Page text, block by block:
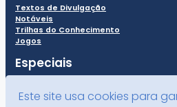
Textos de Divulgação
Notáveis
Trilhas do Conhecimento
Jogos
Especiais
Este site usa cookies para